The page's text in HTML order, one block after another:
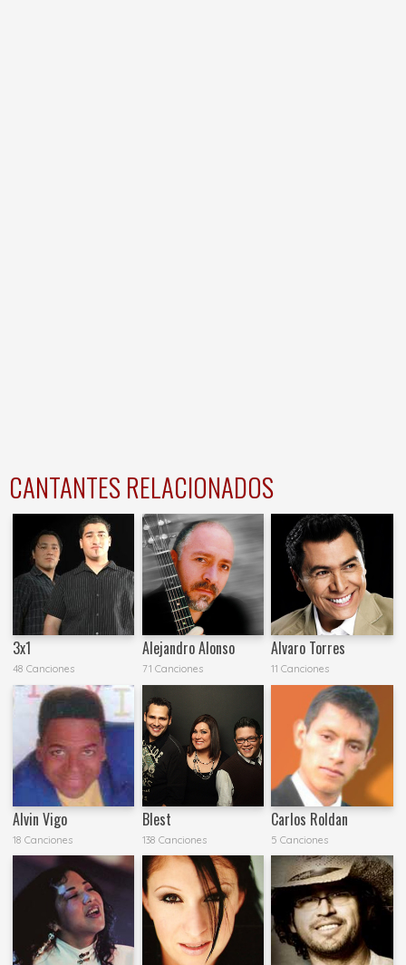
CANTANTES RELACIONADOS
3x1
48 Canciones
Alejandro Alonso
71 Canciones
Alvaro Torres
11 Canciones
Alvin Vigo
18 Canciones
Blest
138 Canciones
Carlos Roldan
5 Canciones